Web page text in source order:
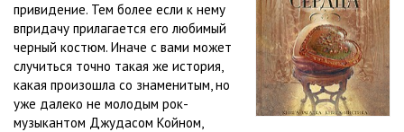
привидение. Тем более если к нему
впридачу прилагается его любимый
черный костюм. Иначе с вами может
случиться точно такая же история,
какая произошла со знаменитым, но
уже далеко не молодым рок-
музыкантом Джудасом Койном,